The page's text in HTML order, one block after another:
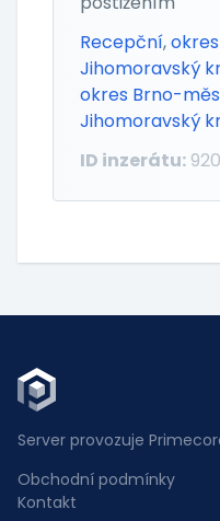
Recepční,
Jihomoravský
okres Brno-
Jihomoravský
ID inzerátu:
Server provozuje
Obchodní podmínky
Kontakt